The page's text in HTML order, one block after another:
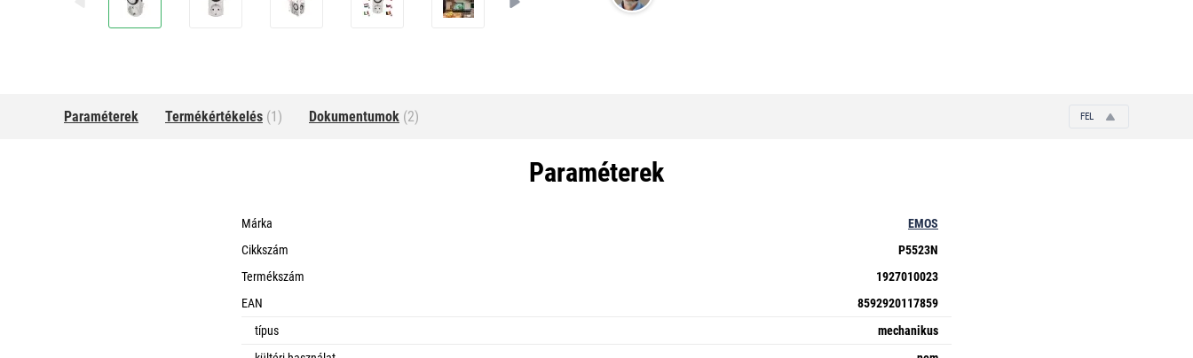
Paraméterek Termékértékelés (1) Dokumentumok (2) FEL
Paraméterek
Márka
EMOS
Cikkszám
P5523N
Termékszám
1927010023
EAN
8592920117859
típus
mechanikus